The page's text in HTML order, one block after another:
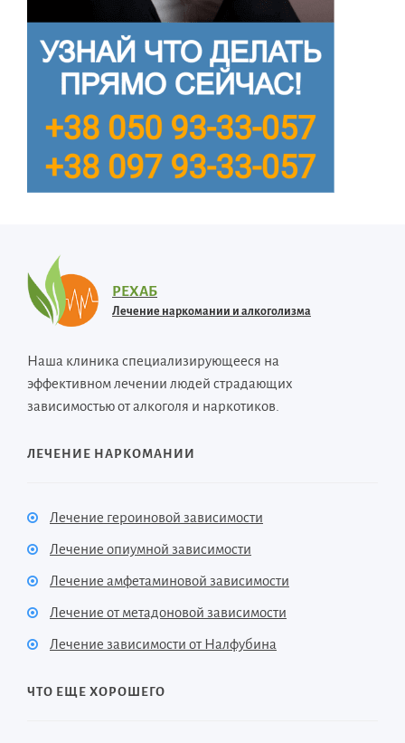
РЕХАБ
Лечение наркомании и алкоголизма
Наша клиника специализирующееся на
эффективном лечении людей страдающих
зависимостью от алкоголя и наркотиков.
ЛЕЧЕНИЕ НАРКОМАНИИ
Лечение героиновой зависимости
Лечение опиумной зависимости
Лечение амфетаминовой зависимости
Лечение от метадоновой зависимости
Лечение зависимости от Налфубина
ЧТО ЕЩЕ ХОРОШЕГО